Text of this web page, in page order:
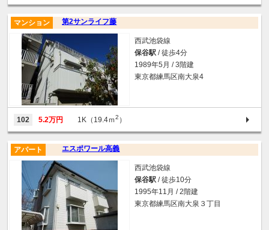
第2サンライフ藤
マンション
西武池袋線
保谷駅 / 徒歩4分
1989年5月 / 3階建
東京都練馬区南大泉4
102 5.2万円 1K（19.4ｍ2 ）
エスポワール高義
アパート
西武池袋線
保谷駅 / 徒歩10分
1995年11月 / 2階建
東京都練馬区南大泉３丁目